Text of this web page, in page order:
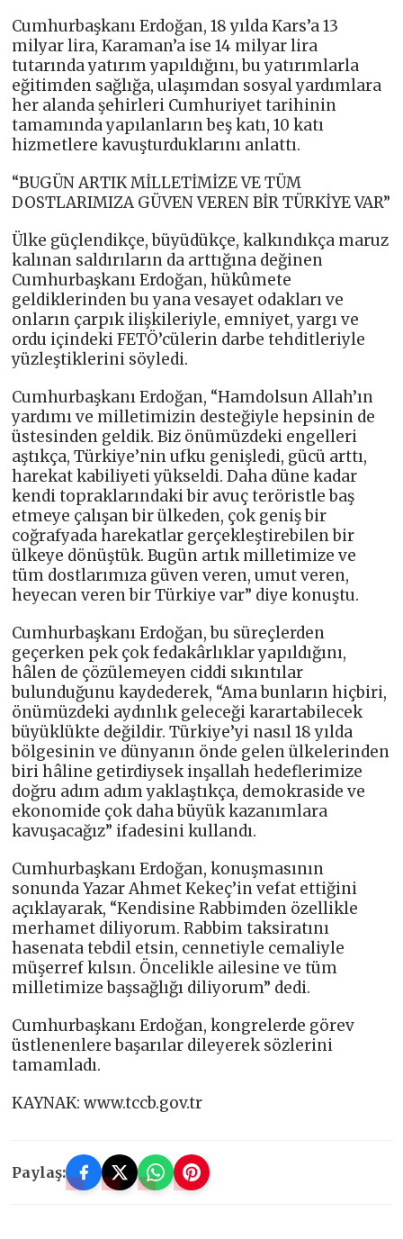
Cumhurbaşkanı Erdoğan, 18 yılda Kars’a 13
milyar lira, Karaman’a ise 14 milyar lira
tutarında yatırım yapıldığını, bu yatırımlarla
eğitimden sağlığa, ulaşımdan sosyal yardımlara
her alanda şehirleri Cumhuriyet tarihinin
tamamında yapılanların beş katı, 10 katı
hizmetlere kavuşturduklarını anlattı.
“BUGÜN ARTIK MİLLETİMİZE VE TÜM
DOSTLARIMIZA GÜVEN VEREN BİR TÜRKİYE VAR”
Ülke güçlendikçe, büyüdükçe, kalkındıkça maruz
kalınan saldırıların da arttığına değinen
Cumhurbaşkanı Erdoğan, hükûmete
geldiklerinden bu yana vesayet odakları ve
onların çarpık ilişkileriyle, emniyet, yargı ve
ordu içindeki FETÖ’cülerin darbe tehditleriyle
yüzleştiklerini söyledi.
Cumhurbaşkanı Erdoğan, “Hamdolsun Allah’ın
yardımı ve milletimizin desteğiyle hepsinin de
üstesinden geldik. Biz önümüzdeki engelleri
aştıkça, Türkiye’nin ufku genişledi, gücü arttı,
harekat kabiliyeti yükseldi. Daha düne kadar
kendi topraklarındaki bir avuç teröristle baş
etmeye çalışan bir ülkeden, çok geniş bir
coğrafyada harekatlar gerçekleştirebilen bir
ülkeye dönüştük. Bugün artık milletimize ve
tüm dostlarımıza güven veren, umut veren,
heyecan veren bir Türkiye var” diye konuştu.
Cumhurbaşkanı Erdoğan, bu süreçlerden
geçerken pek çok fedakârlıklar yapıldığını,
hâlen de çözülemeyen ciddi sıkıntılar
bulunduğunu kaydederek, “Ama bunların hiçbiri,
önümüzdeki aydınlık geleceği karartabilecek
büyüklükte değildir. Türkiye’yi nasıl 18 yılda
bölgesinin ve dünyanın önde gelen ülkelerinden
biri hâline getirdiysek inşallah hedeflerimize
doğru adım adım yaklaştıkça, demokraside ve
ekonomide çok daha büyük kazanımlara
kavuşacağız” ifadesini kullandı.
Cumhurbaşkanı Erdoğan, konuşmasının
sonunda Yazar Ahmet Kekeç’in vefat ettiğini
açıklayarak, “Kendisine Rabbimden özellikle
merhamet diliyorum. Rabbim taksiratını
hasenata tebdil etsin, cennetiyle cemaliyle
müşerref kılsın. Öncelikle ailesine ve tüm
milletimize başsağlığı diliyorum” dedi.
Cumhurbaşkanı Erdoğan, kongrelerde görev
üstlenenlere başarılar dileyerek sözlerini
tamamladı.
KAYNAK: www.tccb.gov.tr
Paylaş: